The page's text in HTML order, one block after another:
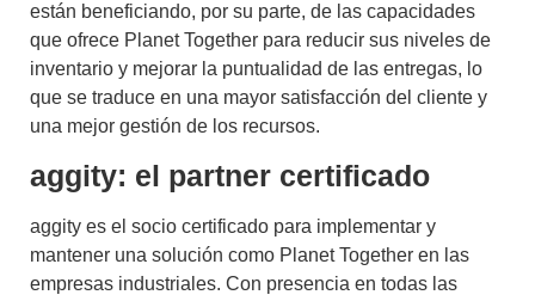
están beneficiando, por su parte, de las capacidades
que ofrece Planet Together para reducir sus niveles de
inventario y mejorar la puntualidad de las entregas, lo
que se traduce en una mayor satisfacción del cliente y
una mejor gestión de los recursos.
aggity: el partner certificado
aggity es el socio certificado para implementar y
mantener una solución como Planet Together en las
empresas industriales. Con presencia en todas las